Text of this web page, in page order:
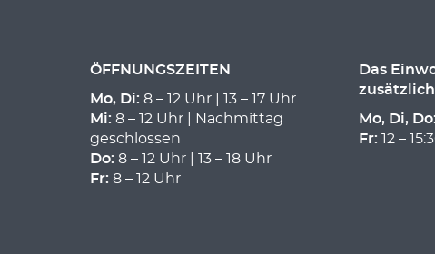
ÖFFNUNGSZEITEN
Mo, Di: 8 – 12 Uhr | 13 – 17 Uhr
Mi: 8 – 12 Uhr | Nachmittag
geschlossen
Do: 8 – 12 Uhr | 13 – 18 Uhr
Fr: 8 – 12 Uhr
Das
Mo, Di, Do:
Fr: 12 –